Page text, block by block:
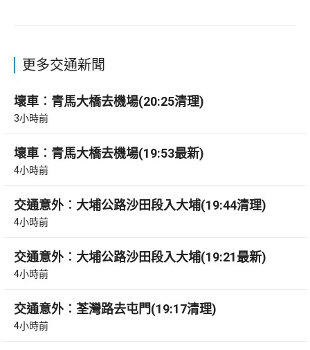
更多交通新聞
壞車︰青馬大橋去機場(20:25清理)
3小時前
壞車︰青馬大橋去機場(19:53最新)
4小時前
交通意外︰大埔公路沙田段入大埔(19:44清理)
4小時前
交通意外︰大埔公路沙田段入大埔(19:21最新)
4小時前
交通意外︰荃灣路去屯門(19:17清理)
4小時前